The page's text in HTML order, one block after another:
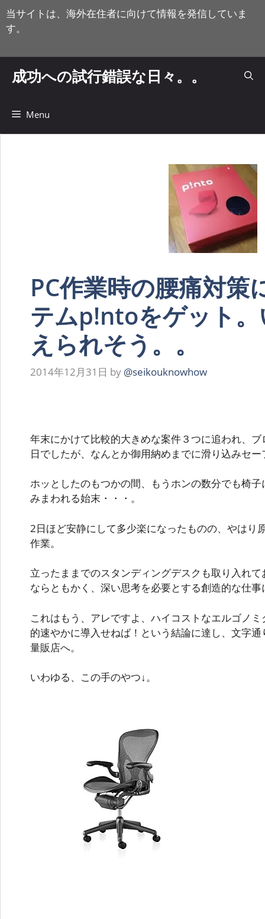
コ
ン
テ
当サイトは、海外在住者に向けて情報を発信していま
す。
成功への試行錯誤な日々。。
Menu
PC作業時の腰痛対策
テムp!ntoをゲット
えられそう。。
2014年12月31日 by @seikouknowhow
年末にかけて比較的大きめな案件３つに追われ、
日でしたが、なんとか御用納めまでに滑り込みセー
ホッとしたのもつかの間、もうホンの数分でも椅
みまわれる始末・・・。
2日ほど安静にして多少楽になったものの、やはり
作業。
立ったままでのスタンディングデスクも取り入れ
ならともかく、深い思考を必要とする創造的な仕
これはもう、アレですよ、ハイコストなエルゴノ
的速やかに導入せねば！という結論に達し、文字
量販店へ。
いわゆる、この手のやつ↓。